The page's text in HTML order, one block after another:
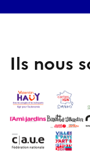
Ils nous